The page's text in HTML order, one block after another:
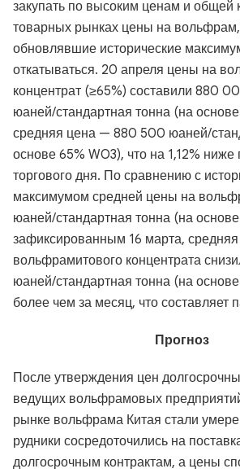
закупать по высоким ценам и общей
товарных рынках цены на
обновлявшие исторические
откатываться. 20 апреля цены на
концентрат (≥65%) составили 880
юаней/стандартная тонна (на
средняя цена — 880 500 юаней/
основе 65% WO3), что на 1,12%
торгового дня. По сравнению с
максимумом средней цены на
юаней/стандартная тонна (на
зафиксированным 16 марта,
вольфрамитового концентрата
юаней/стандартная тонна (на
более чем за месяц, что составляет
Прогноз
После утверждения цен
ведущих вольфрамовых
рынке вольфрама Китая стали
рудники сосредоточились на
долгосрочным контрактам, а цены